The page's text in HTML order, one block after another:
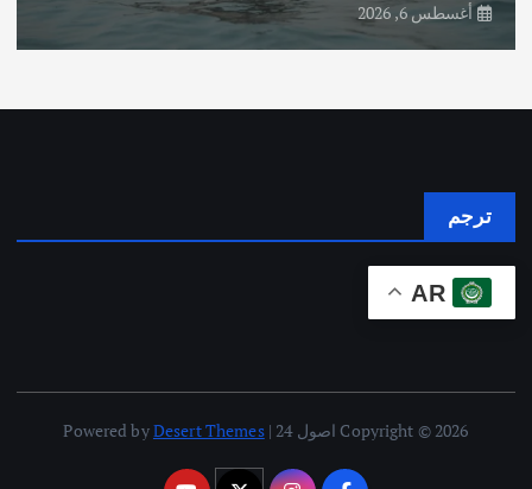
أغسطس 6, 2026
ترجم
AR
Copyright © 2026 اصول 24 | Powered by Desert Themes